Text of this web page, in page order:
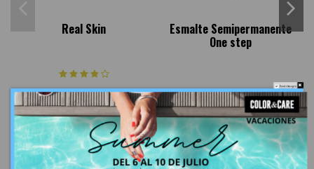
Real Skin Esmalte Semipermanente
One step
Los clientes que adquirieron este producto también
compraron:
Do not show again.